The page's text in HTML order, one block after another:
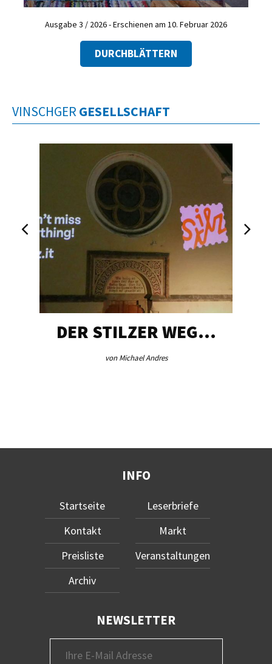
Ausgabe 3 / 2026 - Erschienen am 10. Februar 2026
DURCHBLÄTTERN
VINSCHGER GESELLSCHAFT
DER STILZER WEG…
von Michael Andres
INFO
Startseite
Kontakt
Preisliste
Archiv
Leserbriefe
Markt
Veranstaltungen
NEWSLETTER